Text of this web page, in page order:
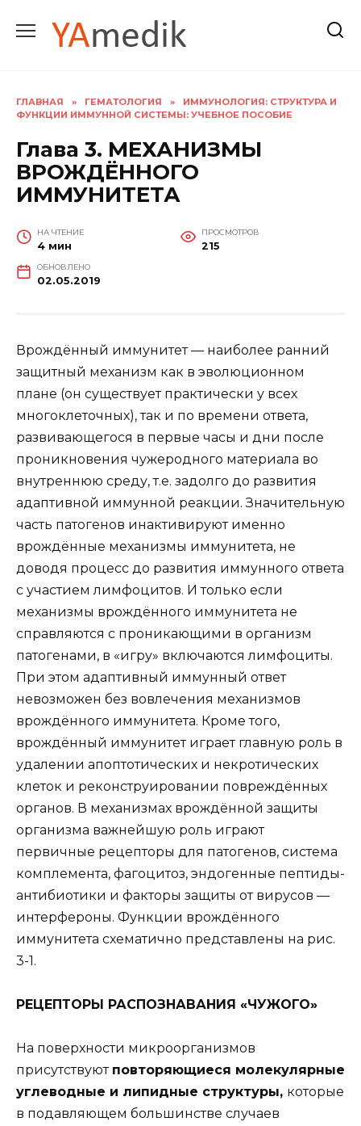
содержанию
ГЛАВНАЯ » ГЕМАТОЛОГИЯ »
ИММУНОЛОГИЯ: СТРУКТУРА И
ФУНКЦИИ ИММУННОЙ СИСТЕМЫ: УЧЕБНОЕ ПОСОБИЕ
Глава 3. МЕХАНИЗМЫ
ВРОЖДЁННОГО
ИММУНИТЕТА
НА ЧТЕНИЕ
4 мин
ПРОСМОТРОВ
215
ОБНОВЛЕНО
02.05.2019
Врождённый иммунитет — наиболее ранний
защитный механизм как в эволюционном
плане (он существует практически у всех
многоклеточных), так и по времени ответа,
развивающегося в первые часы и дни после
проникновения чужеродного материала во
внутреннюю среду, т.е. задолго до развития
адаптивной иммунной реакции. Значительную
часть патогенов инактивируют именно
врождённые механизмы иммунитета, не
доводя процесс до развития иммунного ответа
с участием лимфоцитов. И только если
механизмы врождённого иммунитета не
справляются с проникающими в организм
патогенами, в «игру» включаются лимфоциты.
При этом адаптивный иммунный ответ
невозможен без вовлечения механизмов
врождённого иммунитета. Кроме того,
врождённый иммунитет играет главную роль в
удалении апоптотических и некротических
клеток и реконструировании повреждённых
органов. В механизмах врождённой защиты
организма важнейшую роль играют
первичные рецепторы для патогенов, система
комплемента, фагоцитоз, эндогенные пептиды-
антибиотики и факторы защиты от вирусов —
интерфероны. Функции врождённого
иммунитета схематично представлены на рис.
3-1.
РЕЦЕПТОРЫ РАСПОЗНАВАНИЯ «ЧУЖОГО»
На поверхности микроорганизмов
присутствуют повторяющиеся молекулярные
углеводные и липидные структуры, которые
в подавляющем большинстве случаев